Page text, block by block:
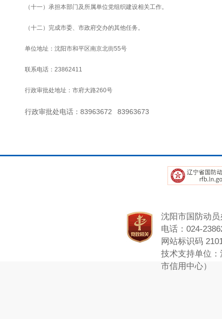
（十一）承担本部门及所属单位党组织建设相关工作。
（十二）完成市委、市政府交办的其他任务。
单位地址：沈阳市和平区南京北街55号
联系电话： 23862411
行政审批处地址：市府大路260号
行政审批处电话： 83963672 83963673
沈阳市国防动
电话：024-
网站标识码
技术支持单位
市信用中心）